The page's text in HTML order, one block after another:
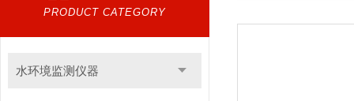
PRODUCT CATEGORY
水环境监测仪器